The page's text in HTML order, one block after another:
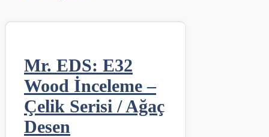
Mr. EDS: E32
Wood İnceleme –
Çelik Serisi / Ağaç
Desen